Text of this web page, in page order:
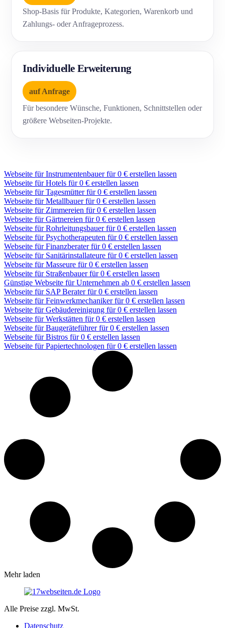
Shop-Basis für Produkte, Kategorien, Warenkorb und
Zahlungs- oder Anfrageprozess.
Individuelle Erweiterung
auf Anfrage
Für besondere Wünsche, Funktionen, Schnittstellen oder
größere Webseiten-Projekte.
Webseite für Instrumentenbauer für 0 € erstellen lassen
Webseite für Hotels für 0 € erstellen lassen
Webseite für Tagesmütter für 0 € erstellen lassen
Webseite für Metallbauer für 0 € erstellen lassen
Webseite für Zimmereien für 0 € erstellen lassen
Webseite für Gärtnereien für 0 € erstellen lassen
Webseite für Rohrleitungsbauer für 0 € erstellen lassen
Webseite für Psychotherapeuten für 0 € erstellen lassen
Webseite für Finanzberater für 0 € erstellen lassen
Webseite für Sanitärinstallateure für 0 € erstellen lassen
Webseite für Masseure für 0 € erstellen lassen
Webseite für Straßenbauer für 0 € erstellen lassen
Günstige Webseite für Unternehmen ab 0 € erstellen lassen
Webseite für SAP Berater für 0 € erstellen lassen
Webseite für Feinwerkmechaniker für 0 € erstellen lassen
Webseite für Gebäudereinigung für 0 € erstellen lassen
Webseite für Werkstätten für 0 € erstellen lassen
Webseite für Baugeräteführer für 0 € erstellen lassen
Webseite für Bistros für 0 € erstellen lassen
Webseite für Papiertechnologen für 0 € erstellen lassen
Mehr laden
Alle Preise zzgl. MwSt.
Datenschutz